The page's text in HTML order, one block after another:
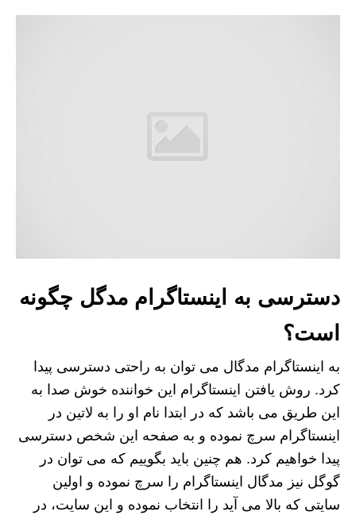
دسترسی به اینستاگرام مدگل چگونه
است؟
به اینستاگرام مدگال می توان به راحتی دسترسی پیدا
کرد. روش یافتن اینستاگرام این خواننده خوش صدا به
این طریق می باشد که در ابتدا نام او را به لاتین در
اینستاگرام سرچ نموده و به صفحه این شخص دسترسی
پیدا خواهیم کرد. هم چنین باید بگوییم که می توان در
گوگل نیز مدگال اینستاگرام را سرچ نموده و اولین
سایتی که بالا می آید را انتخاب نموده و این سایت، در